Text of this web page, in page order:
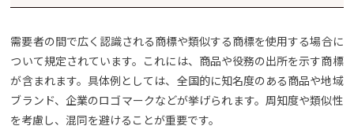
需要者の間で広く認識される商標や類似する商標を使用する場合に
ついて規定されています。これには、商品や役務の出所を示す商標
が含まれます。具体例としては、全国的に知名度のある商品や地域
ブランド、企業のロゴマークなどが挙げられます。周知度や類似性
を考慮し、混同を避けることが重要です。